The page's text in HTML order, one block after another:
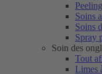
Soins
Soins
Spray
Soin des
Tout
Limes